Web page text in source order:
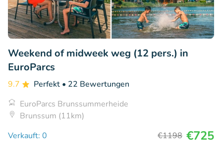
Weekend of midweek weg (12 pers.) in
EuroParcs
9.7 Perfekt • 22 Bewertungen
EuroParcs Brunssummerheide
Brunssum (11km)
Verkauft: 0
€1198 €725